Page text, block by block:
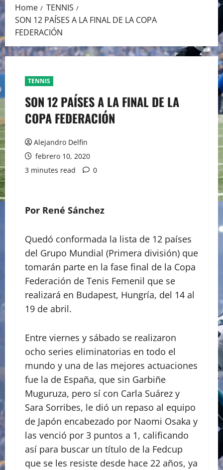
Home
TENNIS
SON 12 PAÍSES A LA FINAL DE LA COPA
FEDERACIÓN
TENNIS
SON 12 PAÍSES A LA FINAL DE LA
COPA FEDERACIÓN
Alejandro Delfin
febrero 10, 2020
3 minutes read
0
Por René Sánchez
Quedó conformada la lista de 12 países
del Grupo Mundial (Primera división) que
tomarán parte en la fase final de la Copa
Federación de Tenis Femenil que se
realizará en Budapest, Hungría, del 14 al
19 de abril.
Entre viernes y sábado se realizaron
ocho series eliminatorias en todo el
mundo y una de las mejores actuaciones
fue la de España, que sin Garbiñe
Muguruza, pero sí con Carla Suárez y
Sara Sorribes, le dió un repaso al equipo
de Japón encabezado por Naomi Osaka y
las venció por 3 puntos a 1, calificando
así para buscar un título de la Fedcup
que se les resiste desde hace 22 años, ya